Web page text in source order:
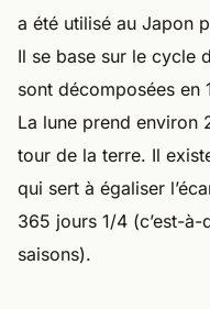
a été utilisé au Japon
Il se base sur le cycle
sont décomposées en
La lune prend environ
tour de la terre. Il
qui sert à égaliser
365 jours 1/4 (c’est-
saisons).